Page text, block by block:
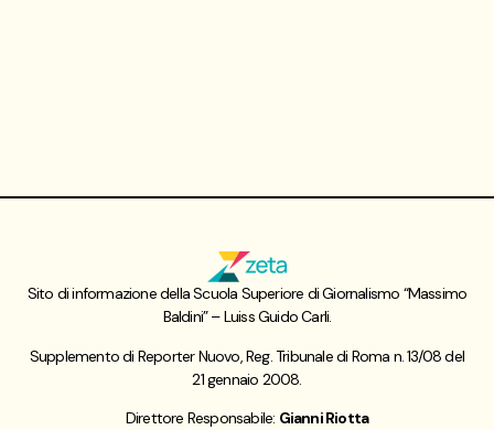
Sito di informazione della Scuola Superiore di Giornalismo “Massimo
Baldini” – Luiss Guido Carli.
Supplemento di Reporter Nuovo, Reg. Tribunale di Roma n. 13/08 del
21 gennaio 2008.
Direttore Responsabile: Gianni Riotta